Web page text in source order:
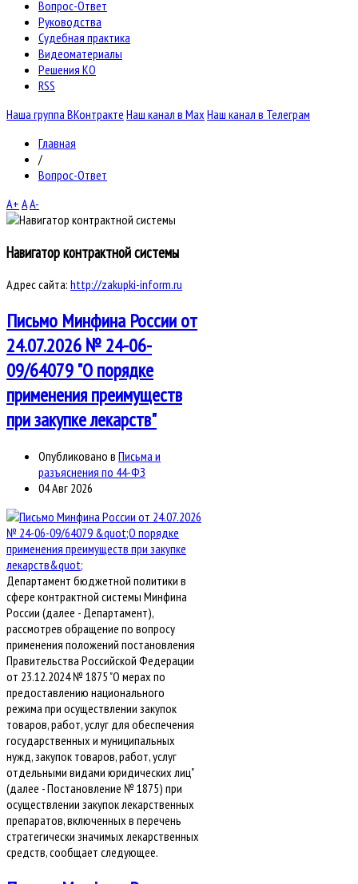
Вопрос-Ответ
Руководства
Судебная практика
Видеоматериалы
Решения КО
RSS
Наша группа ВКонтракте Наш канал в Max Наш канал в Телеграм
Главная
/
Вопрос-Ответ
A+ AA-
Навигатор контрактной системы
Адрес сайта: http://zakupki-inform.ru
Письмо Минфина России от
24.07.2026 № 24-06-
09/64079 "О порядке
применения преимуществ
при закупке лекарств"
Опубликовано в Письма и
разъяснения по 44-ФЗ
04 Авг 2026
Департамент бюджетной политики в
сфере контрактной системы Минфина
России (далее - Департамент),
рассмотрев обращение по вопросу
применения положений постановления
Правительства Российской Федерации
от 23.12.2024 № 1875 "О мерах по
предоставлению национального
режима при осуществлении закупок
товаров, работ, услуг для обеспечения
государственных и муниципальных
нужд, закупок товаров, работ, услуг
отдельными видами юридических лиц"
(далее - Постановление № 1875) при
осуществлении закупок лекарственных
препаратов, включенных в перечень
стратегически значимых лекарственных
средств, сообщает следующее.